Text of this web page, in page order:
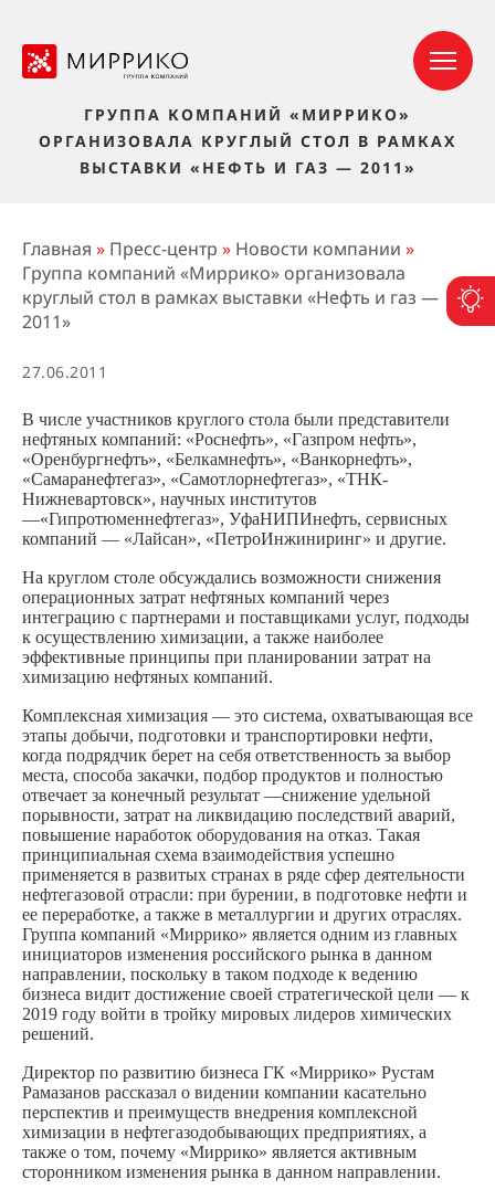
ГРУППА КОМПАНИЙ «МИРРИКО»
ОРГАНИЗОВАЛА КРУГЛЫЙ СТОЛ В РАМКАХ
ВЫСТАВКИ «НЕФТЬ И ГАЗ — 2011»
Главная » Пресс-центр » Новости компании »
Группа компаний «Миррико» организовала
круглый стол в рамках выставки «Нефть и газ —
2011»
27.06.2011
В числе участников круглого стола были представители
нефтяных компаний: «Роснефть», «Газпром нефть»,
«Оренбургнефть», «Белкамнефть», «Ванкорнефть»,
«Самаранефтегаз», «Самотлорнефтегаз», «ТНК-
Нижневартовск», научных институтов
—«Гипротюменнефтегаз», УфаНИПИнефть, сервисных
компаний — «Лайсан», «ПетроИнжиниринг» и другие.
На круглом столе обсуждались возможности снижения
операционных затрат нефтяных компаний через
интеграцию с партнерами и поставщиками услуг, подходы
к осуществлению химизации, а также наиболее
эффективные принципы при планировании затрат на
химизацию нефтяных компаний.
Комплексная химизация — это система, охватывающая все
этапы добычи, подготовки и транспортировки нефти,
когда подрядчик берет на себя ответственность за выбор
места, способа закачки, подбор продуктов и полностью
отвечает за конечный результат —снижение удельной
порывности, затрат на ликвидацию последствий аварий,
повышение наработок оборудования на отказ. Такая
принципиальная схема взаимодействия успешно
применяется в развитых странах в ряде сфер деятельности
нефтегазовой отрасли: при бурении, в подготовке нефти и
ее переработке, а также в металлургии и других отраслях.
Группа компаний «Миррико» является одним из главных
инициаторов изменения российского рынка в данном
направлении, поскольку в таком подходе к ведению
бизнеса видит достижение своей стратегической цели — к
2019 году войти в тройку мировых лидеров химических
решений.
Директор по развитию бизнеса ГК «Миррико» Рустам
Рамазанов рассказал о видении компании касательно
перспектив и преимуществ внедрения комплексной
химизации в нефтегазодобывающих предприятиях, а
также о том, почему «Миррико» является активным
сторонником изменения рынка в данном направлении.